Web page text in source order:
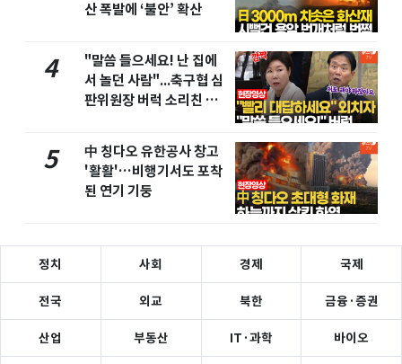
산 폭발에 ‘불안’ 확산
4
"말씀 들으세요! 난 집에
서 놀던 사람"...축구협 심
판위원장 버럭 소리친 이
5
中 칭다오 유한공사 창고
'활활'…비행기서도 포착
된 연기 기둥
정치 사회 경제 국제
전국 외교 북한 금융·증권
산업 부동산 IT·과학 바이오